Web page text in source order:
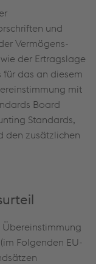
und
Vermögens-
der Ertragslage
für das an diesem
mit
Board
Standards,
den zusätzlichen
Übereinstimmung
Folgenden EU-